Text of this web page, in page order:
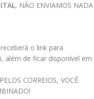
, NÃO ENVIAMOS NADA
o link para
além de ficar disponível em
CORREIOS, VOCÊ